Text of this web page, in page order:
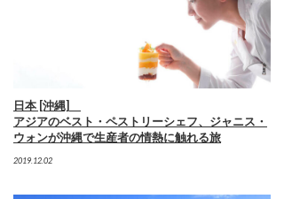
日本 [沖縄]
アジアのベスト・ペストリーシェフ、ジャニス・
ウォンが沖縄で生産者の情熱に触れる旅
2019.12.02